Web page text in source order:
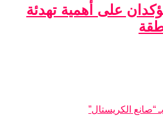
على أهمية تهدئة
“صانع الكريستال”